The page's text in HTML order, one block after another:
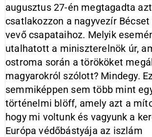
augusztus 27-én megtagadta
csatlakozzon a nagyvezír
vevő csapataihoz. Melyik
utalhatott a miniszterelnök úr,
ostroma során a törököket
magyarokról szólott? Mindegy.
semmiképpen sem több mint
történelmi blöff, amely azt a
hogy mi voltunk és vagyunk a
Európa védőbástyája az iszlám